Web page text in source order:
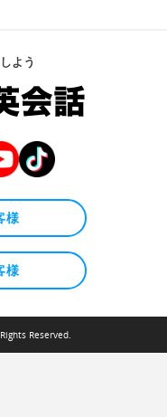
よう
様
様
Reserved.